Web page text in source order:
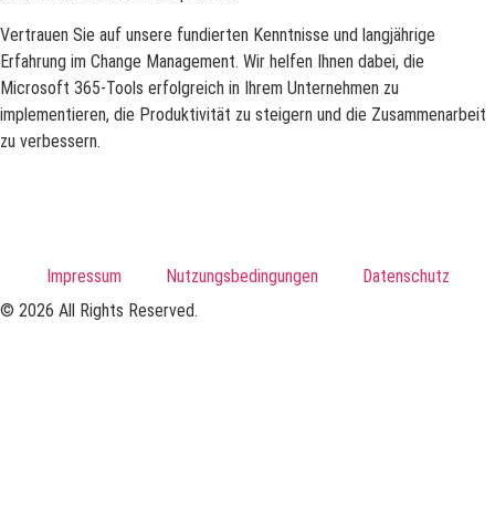
Vertrauen Sie auf unsere fundierten Kenntnisse und langjährige
Erfahrung im Change Management. Wir helfen Ihnen dabei, die
Microsoft 365-Tools erfolgreich in Ihrem Unternehmen zu
implementieren, die Produktivität zu steigern und die Zusammenarbeit
zu verbessern.
Impressum Nutzungsbedingungen
Datenschutz
© 2026 All Rights Reserved.